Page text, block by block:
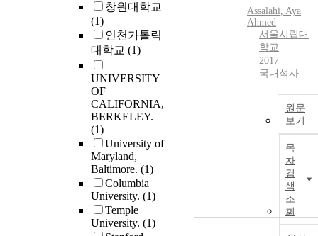
창원대학교
(1)
인천가톨릭
대학교 (1)
UNIVERSITY
OF
CALIFORNIA,
BERKELEY.
(1)
University of
Maryland,
Baltimore. (1)
Columbia
University. (1)
Temple
University. (1)
Assalahi, Aya
Ahmed
서울시립대
학교
2017
국내석사
원문
보기
목
차
검
색
조
회